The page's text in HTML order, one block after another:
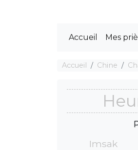
Accueil Mes
Accueil Chine
Imsak